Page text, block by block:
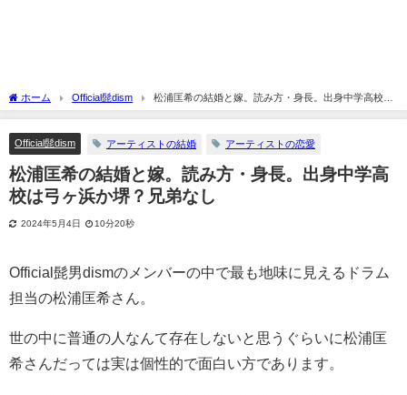
ホーム Official髭dism
松浦匡希の結婚と嫁。読み方・身長。出身中学高校は
弓ヶ浜か堺？兄弟なし
Official髭dism アーティストの結婚 アーティストの恋愛
松浦匡希の結婚と嫁。読み方・身長。出身中学高
校は弓ヶ浜か堺？兄弟なし
2024年5月4日 10分20秒
Official髭男dismのメンバーの中で最も地味に見えるドラム
担当の松浦匡希さん。
世の中に普通の人なんて存在しないと思うぐらいに松浦匡
希さんだっては実は個性的で面白い方であります。